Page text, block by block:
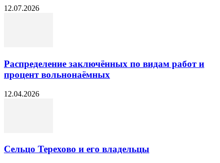
12.07.2026
Распределение заключённых по видам работ и
процент вольнонаёмных
12.04.2026
Сельцо Терехово и его владельцы